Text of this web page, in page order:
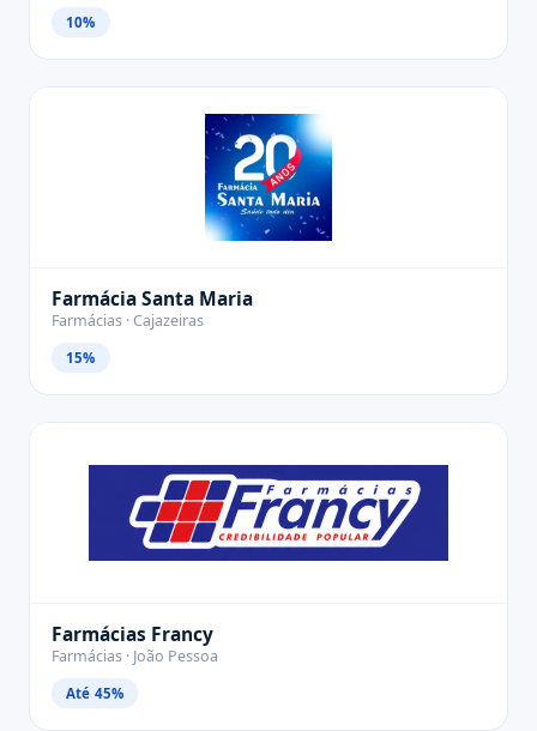
10%
Farmácia Santa Maria
Farmácias · Cajazeiras
15%
Farmácias Francy
Farmácias · João Pessoa
Até 45%